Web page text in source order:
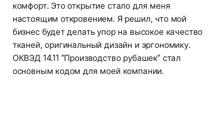
комфорт. Это открытие стало для меня
настоящим откровением. Я решил, что мой
бизнес будет делать упор на высокое качество
тканей, оригинальный дизайн и эргономику.
ОКВЭД 14.11 "Производство рубашек" стал
основным кодом для моей компании.